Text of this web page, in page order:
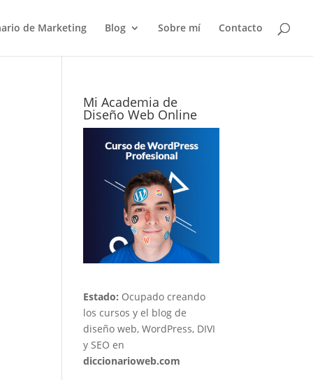
de Marketing Blog Sobre mí Contacto
Mi Academia de
Diseño Web Online
Estado: Ocupado creando
los cursos y el blog de
diseño web, WordPress, DIVI
y SEO en
diccionarioweb.com